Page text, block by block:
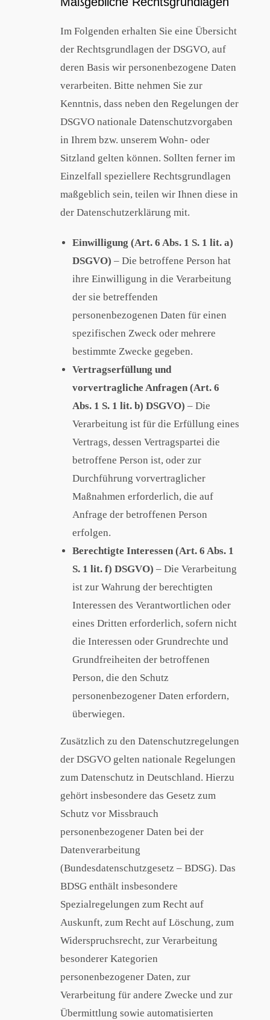
Im Folgenden erhalten Sie eine Übersicht
der Rechtsgrundlagen der DSGVO, auf
deren Basis wir personenbezogene Daten
verarbeiten. Bitte nehmen Sie zur
Kenntnis, dass neben den Regelungen der
DSGVO nationale Datenschutzvorgaben
in Ihrem bzw. unserem Wohn- oder
Sitzland gelten können. Sollten ferner im
Einzelfall speziellere Rechtsgrundlagen
maßgeblich sein, teilen wir Ihnen diese in
der Datenschutzerklärung mit.
Einwilligung (Art. 6 Abs. 1 S. 1 lit. a)
DSGVO) – Die betroffene Person hat
ihre Einwilligung in die Verarbeitung
der sie betreffenden
personenbezogenen Daten für einen
spezifischen Zweck oder mehrere
bestimmte Zwecke gegeben.
Vertragserfüllung und
vorvertragliche Anfragen (Art. 6
Abs. 1 S. 1 lit. b) DSGVO) – Die
Verarbeitung ist für die Erfüllung eines
Vertrags, dessen Vertragspartei die
betroffene Person ist, oder zur
Durchführung vorvertraglicher
Maßnahmen erforderlich, die auf
Anfrage der betroffenen Person
erfolgen.
Berechtigte Interessen (Art. 6 Abs. 1
S. 1 lit. f) DSGVO) – Die Verarbeitung
ist zur Wahrung der berechtigten
Interessen des Verantwortlichen oder
eines Dritten erforderlich, sofern nicht
die Interessen oder Grundrechte und
Grundfreiheiten der betroffenen
Person, die den Schutz
personenbezogener Daten erfordern,
überwiegen.
Zusätzlich zu den Datenschutzregelungen
der DSGVO gelten nationale Regelungen
zum Datenschutz in Deutschland. Hierzu
gehört insbesondere das Gesetz zum
Schutz vor Missbrauch
personenbezogener Daten bei der
Datenverarbeitung
(Bundesdatenschutzgesetz – BDSG). Das
BDSG enthält insbesondere
Spezialregelungen zum Recht auf
Auskunft, zum Recht auf Löschung, zum
Widerspruchsrecht, zur Verarbeitung
besonderer Kategorien
personenbezogener Daten, zur
Verarbeitung für andere Zwecke und zur
Übermittlung sowie automatisierten